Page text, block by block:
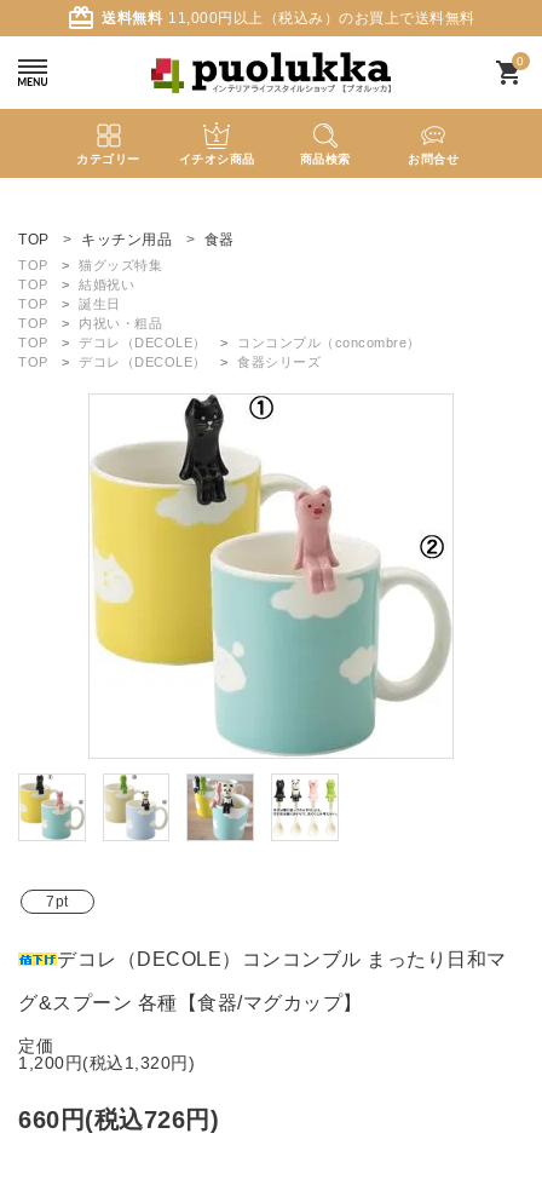
card_giftcard 送料無料 11,000円以上（税込み）のお買上で送料無料
0
shopping_cart
カテゴリー イチオシ商品 商品検索 お問合せ
ようこそ ゲスト 様
meeting_room ログイン
新着商品
カテゴリーから探す
ガイドライン
TOP キッチン用品 食器
TOP
猫グッズ特集
TOP
結婚祝い
TOP
誕生日
TOP
内祝い・粗品
TOP
デコレ（DECOLE）
コンコンブル（concombre）
TOP
デコレ（DECOLE） 食器シリーズ
7pt
デコレ（DECOLE）コンコンブル まったり日和マ
グ&スプーン 各種【食器/マグカップ】
定価
1,200円(税込1,320円)
660円(税込726円)